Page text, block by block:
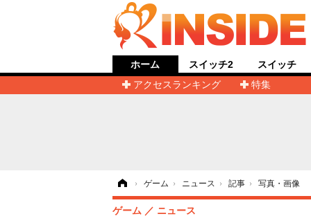
ホーム
アクセスランキング
特集
スイッチ2 スイッチ
› ゲーム › ニュース › 記事 › 写真・画像
ゲーム ニュース